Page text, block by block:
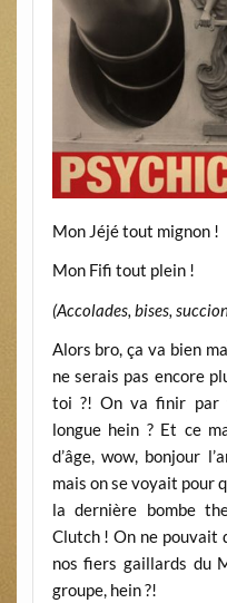
Mon Jéjé tout mignon !
Mon Fifi tout plein !
(Accolades, bises,
Alors bro, ça va bien
ne serais pas encore
toi ?! On va finir par
longue hein ? Et ce
d’âge, wow, bonjour
mais on se voyait pour
la dernière bombe
Clutch ! On ne pouvait
nos fiers gaillards du
groupe, hein ?!